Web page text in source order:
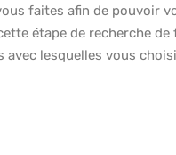
faites afin de pouvoir
étape de recherche
lesquelles vous